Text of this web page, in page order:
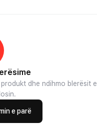
dhe ndihmo blerësit e
e parë